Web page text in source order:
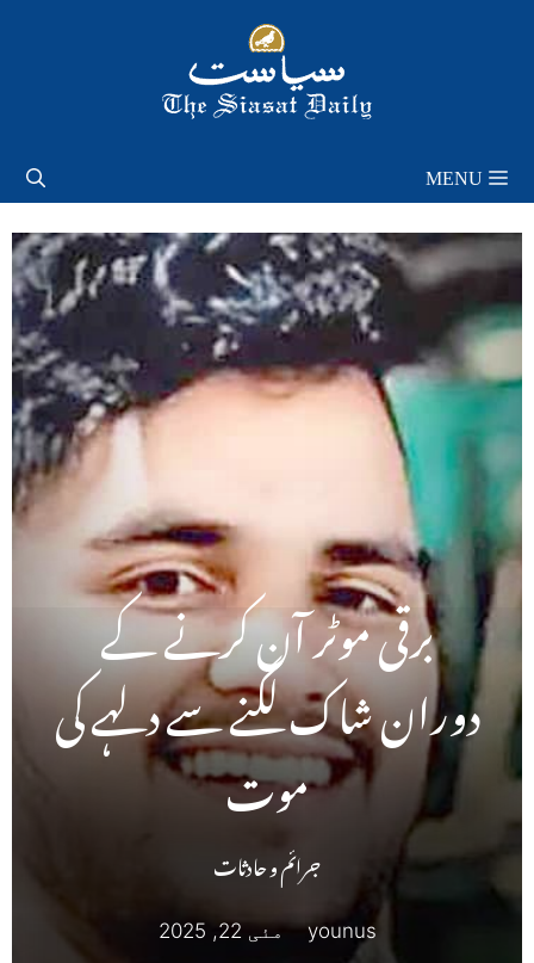
MENU
برقی موٹر آن کرنے کے
دوران شاک لگنے سے دلہے کی
موت
جرائم و حادثات
younus مئی 22, 2025